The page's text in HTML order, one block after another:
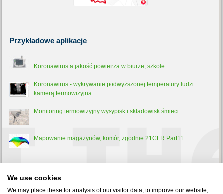
Przykładowe aplikacje
Koronawirus a jakość powietrza w biurze, szkole
Koronawirus - wykrywanie podwyższonej temperatury ludzi
kamerą termowizyjna
Monitoring termowizyjny wysypisk i składowisk śmieci
Mapowanie magazynów, komór, zgodnie 21CFR Part11
Pirometr - co to jest, jak działa i do czego służy?
We use cookies
We may place these for analysis of our visitor data, to improve our website,